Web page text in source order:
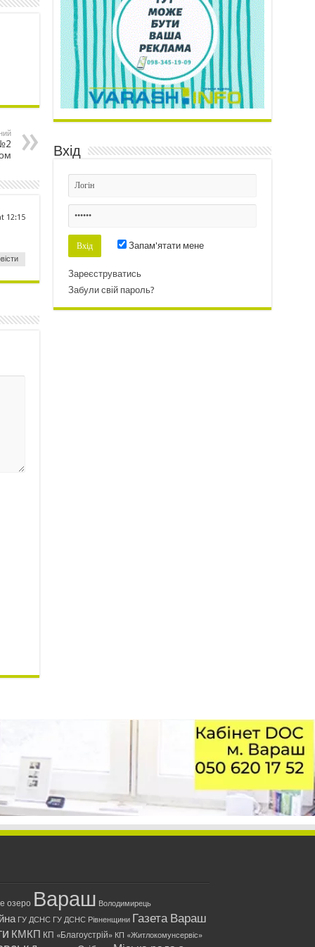
12:15
Вхід
Запам'ятати мене
Зареєструватись
Забули свій пароль?
озеро Вараш Володимирець
ГУ ДСНС ГУ ДСНС Рівненщини Газета Вараш
КМКП КП «Благоустрій» КП «Житлокомунсервіс»